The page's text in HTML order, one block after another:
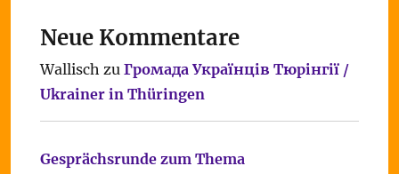
Neue Kommentare
Wallisch zu Громада Українців Тюрінгії /
Ukrainer in Thüringen
Gesprächsrunde zum Thema